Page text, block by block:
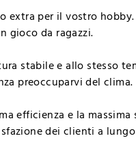
extra per il vostro hobby.
gioco da ragazzi.
stabile e allo stesso
preoccuparvi del clima.
efficienza e la massima
dei clienti a